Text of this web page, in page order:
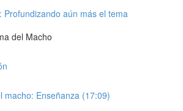
Profundizando aún más el tema
del Macho
macho: Enseñanza (17:09)